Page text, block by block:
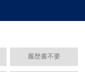
履歴書不要